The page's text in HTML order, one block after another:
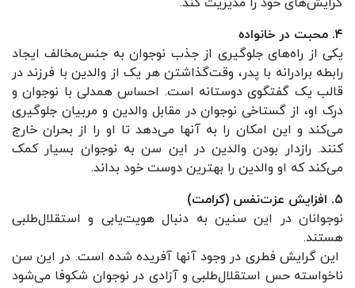
۴. محبت در خانواده
یکی از راه‌های جلوگیری از جذب نوجوان به جنس‌مخالف ایجاد
رابطه برادرانه با پدر، وقت‌گذاشتن هر یک از والدین با فرزند در
قالب یک گفتگوی دوستانه است. احساس همدلی با نوجوان و
درک او، از گستاخی نوجوان در مقابل والدین و مربیان جلوگیری
می‌کند و این امکان را به آنها می‌دهد تا او را از بحران خارج
کنند. رازدار بودن والدین در این سن به نوجوان بسیار کمک
می‌کند که او والدین را بهترین دوست خود بداند.
۵. افزایش عزت‌نفس (کرامت)
نوجوانان در این سنین به دنبال هویت‌یابی و استقلال‌طلبی
هستند.
این گرایش فطری در وجود آنها آفریده شده است. در این سن
ناخواسته حس استقلال‌طلبی و آزادی در نوجوان شکوفا می‌شود